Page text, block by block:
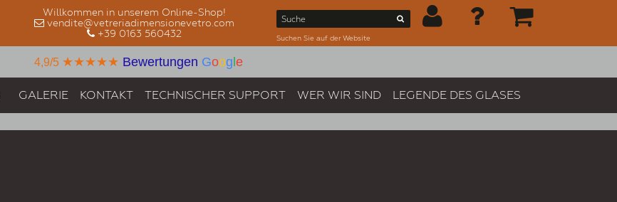
Willkommen in unserem Online-Shop!
vendite@vetreriadimensionevetro.com
+39 0163 560432
Suchen Sie auf der Website
4,9/5 ★★★★★ Bewertungen Goog e
GALERIE KONTAKT TECHNISCHER SUPPORT WER WIR SIND LEGENDE DES GLASES